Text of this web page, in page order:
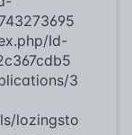
Id-
3
lozingsto